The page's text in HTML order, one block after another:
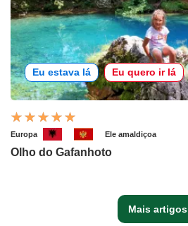
Eu estava lá Eu quero ir lá
Europa Ele amaldiçoa
Olho do Gafanhoto
Mais artigos